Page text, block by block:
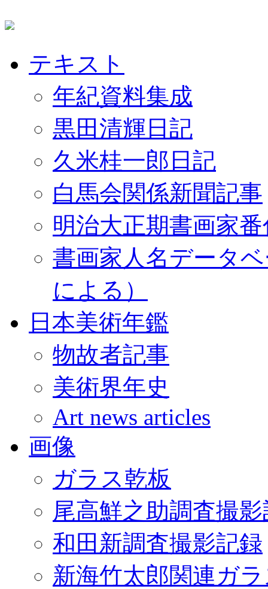
テキスト
年紀資料集成
黒田清輝日記
久米桂一郎日記
白馬会関係新聞記事
明治大正期書画家
書画家人名データ
による）
日本美術年鑑
物故者記事
美術界年史
Art news articles
画像
ガラス乾板
尾高鮮之助調査撮
和田新調査撮影記録
新海竹太郎関連ガ